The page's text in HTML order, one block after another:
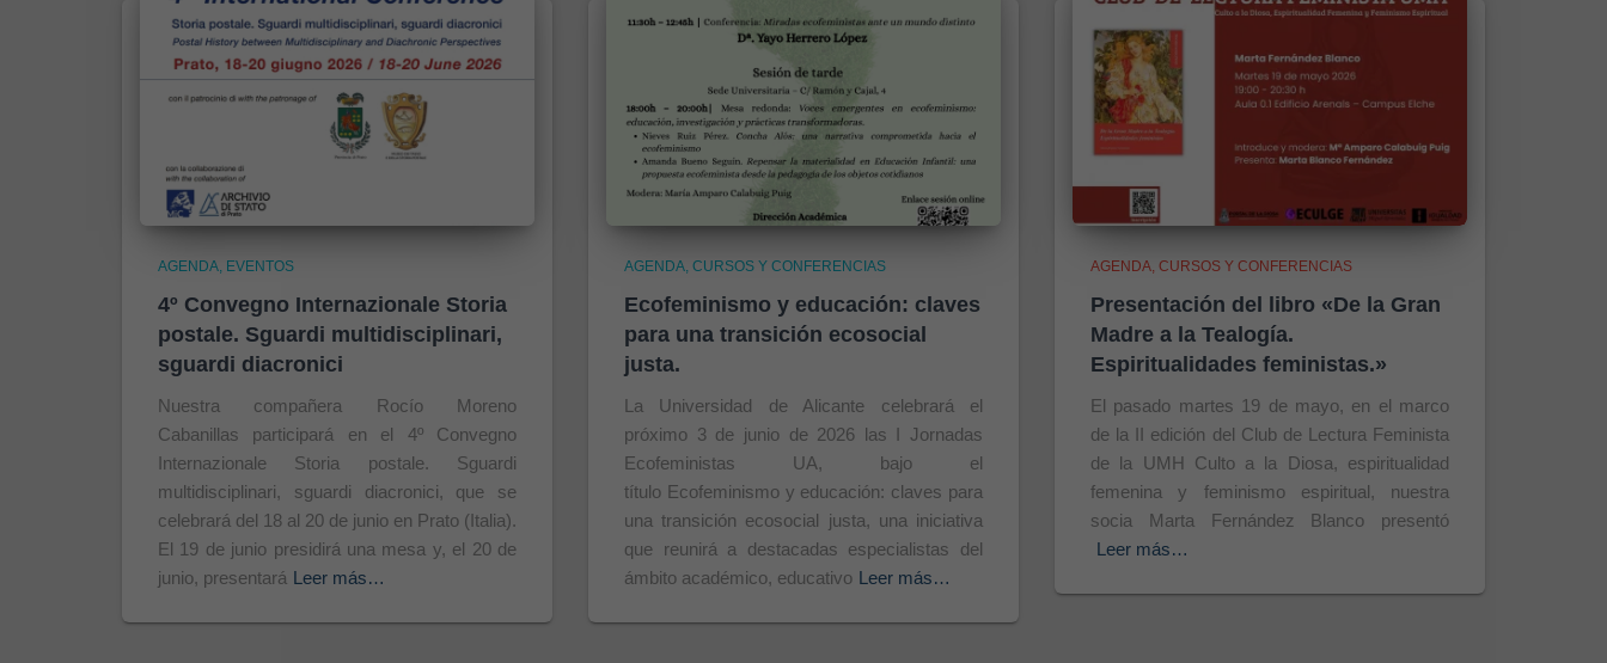
AGENDA EVENTOS
4º Convegno Internazionale Storia
postale. Sguardi multidisciplinari,
sguardi diacronici
Nuestra compañera Rocío Moreno
Cabanillas participará en el 4º Convegno
Internazionale Storia postale. Sguardi
multidisciplinari, sguardi diacronici, que se
celebrará del 18 al 20 de junio en Prato (Italia).
El 19 de junio presidirá una mesa y, el 20 de
junio, presentará Leer más…
AGENDA CURSOS Y CONFERENCIAS
Ecofeminismo y educación: claves
para una transición ecosocial
justa.
La Universidad de Alicante celebrará el
próximo 3 de junio de 2026 las I Jornadas
Ecofeministas UA, bajo el
título Ecofeminismo y educación: claves para
una transición ecosocial justa, una iniciativa
que reunirá a destacadas especialistas del
ámbito académico, educativo Leer más…
AGENDA CURSOS Y CONFERENCIAS
Presentación del libro «De la Gran
Madre a la Tealogía.
Espiritualidades feministas.»
El pasado martes 19 de mayo, en el marco
de la II edición del Club de Lectura Feminista
de la UMH Culto a la Diosa, espiritualidad
femenina y feminismo espiritual, nuestra
socia Marta Fernández Blanco presentó
Leer más…